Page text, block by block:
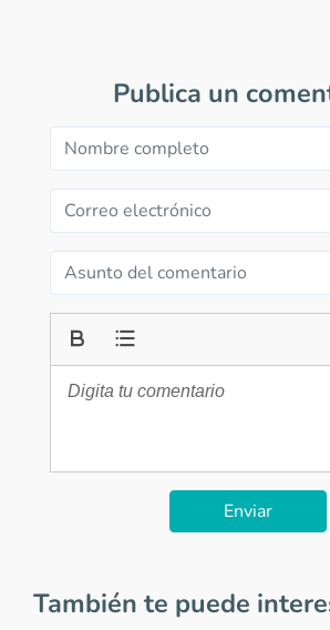
Publica un
Enviar
También te puede